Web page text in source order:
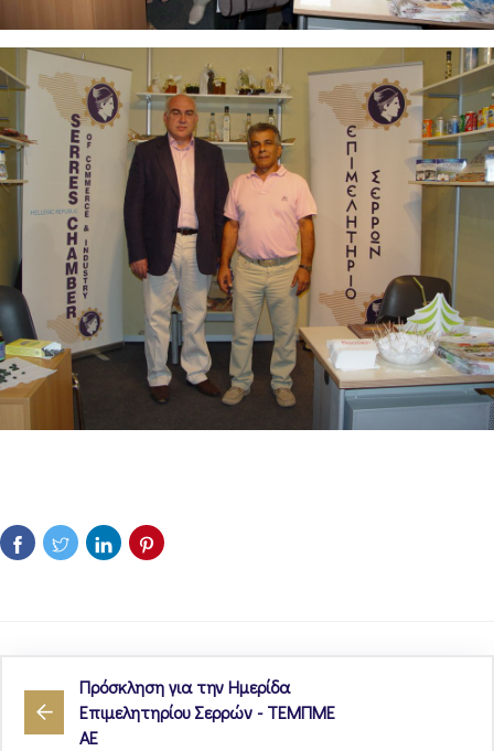
Πρόσκληση για την Ημερίδα
Επιμελητηρίου Σερρών - ΤΕΜΠΜΕ
ΑΕ